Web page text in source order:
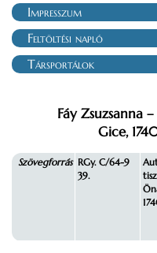
Impresszum
Feltöltési napló
Társportálok
Fáy Zsuzsanna
Gice,
Szövegforrás RGy. C/64-9
39.